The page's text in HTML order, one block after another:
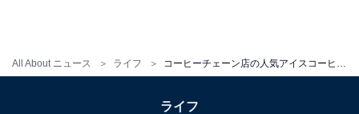
All About ニュース ライフ
ライフ